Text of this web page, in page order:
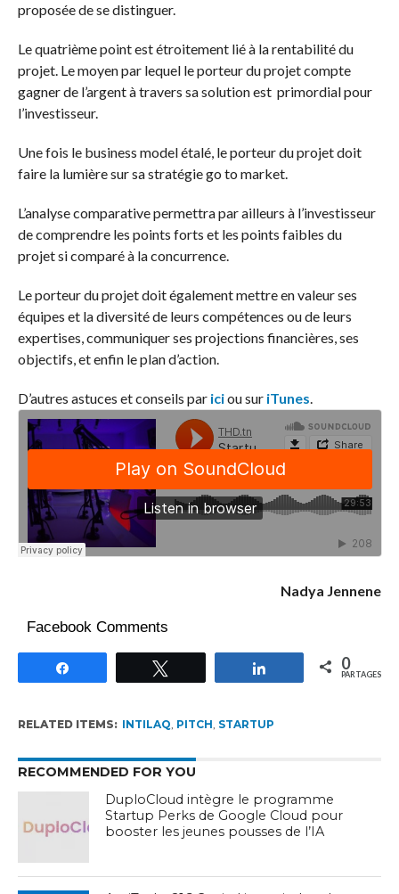
proposée de se distinguer.
Le quatrième point est étroitement lié à la rentabilité du
projet. Le moyen par lequel le porteur du projet compte
gagner de l’argent à travers sa solution est primordial pour
l’investisseur.
Une fois le business model étalé, le porteur du projet doit
faire la lumière sur sa stratégie go to market.
L’analyse comparative permettra par ailleurs à l’investisseur
de comprendre les points forts et les points faibles du
projet si comparé à la concurrence.
Le porteur du projet doit également mettre en valeur ses
équipes et la diversité de leurs compétences ou de leurs
expertises, communiquer ses projections financières, ses
objectifs, et enfin le plan d’action.
D’autres astuces et conseils par iciou sur iTunes.
Nadya Jennene
Facebook Comments
Partagez 0
PARTAGES
RELATED ITEMS: INTILAQ, PITCH, STARTUP
RECOMMENDED FOR YOU
DuploCloud intègre le programme
Startup Perks de Google Cloud pour
booster les jeunes pousses de l’IA